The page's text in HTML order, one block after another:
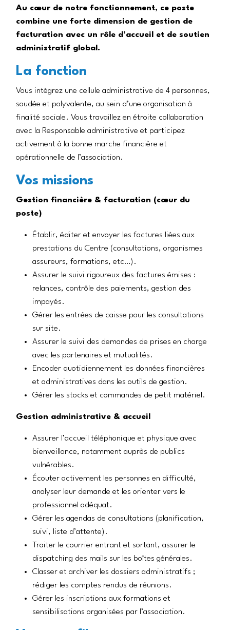
Au cœur de notre fonctionnement, ce poste
combine une forte dimension de gestion de
facturation avec un rôle d’accueil et de soutien
administratif global.
La fonction
Vous intégrez une cellule administrative de 4 personnes,
soudée et polyvalente, au sein d’une organisation à
finalité sociale. Vous travaillez en étroite collaboration
avec la Responsable administrative et participez
activement à la bonne marche financière et
opérationnelle de l’association.
Vos missions
Gestion financière & facturation (cœur du
poste)
Établir, éditer et envoyer les factures liées aux
prestations du Centre (consultations, organismes
assureurs, formations, etc…).
Assurer le suivi rigoureux des factures émises :
relances, contrôle des paiements, gestion des
impayés.
Gérer les entrées de caisse pour les consultations
sur site.
Assurer le suivi des demandes de prises en charge
avec les partenaires et mutualités.
Encoder quotidiennement les données financières
et administratives dans les outils de gestion.
Gérer les stocks et commandes de petit matériel.
Gestion administrative & accueil
Assurer l’accueil téléphonique et physique avec
bienveillance, notamment auprès de publics
vulnérables.
Écouter activement les personnes en difficulté,
analyser leur demande et les orienter vers le
professionnel adéquat.
Gérer les agendas de consultations (planification,
suivi, liste d’attente).
Traiter le courrier entrant et sortant, assurer le
dispatching des mails sur les boîtes générales.
Classer et archiver les dossiers administratifs ;
rédiger les comptes rendus de réunions.
Gérer les inscriptions aux formations et
sensibilisations organisées par l’association.